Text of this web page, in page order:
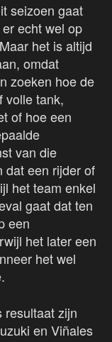
seizoen gaat
echt wel op
het is altijd
omdat
zoeken hoe de
volle tank,
of hoe een
van die
dat een rijder of
het team enkel
gaat dat ten
een
het later een
het wel
resultaat zijn
en Viñales